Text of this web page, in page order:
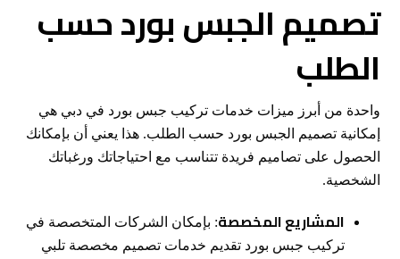
تصميم الجبس بورد حسب
الطلب
واحدة من أبرز ميزات خدمات تركيب جبس بورد في دبي هي
إمكانية تصميم الجبس بورد حسب الطلب. هذا يعني أن بإمكانك
الحصول على تصاميم فريدة تتناسب مع احتياجاتك ورغباتك
الشخصية.
المشاريع المخصصة: بإمكان الشركات المتخصصة في
تركيب جبس بورد تقديم خدمات تصميم مخصصة تلبي